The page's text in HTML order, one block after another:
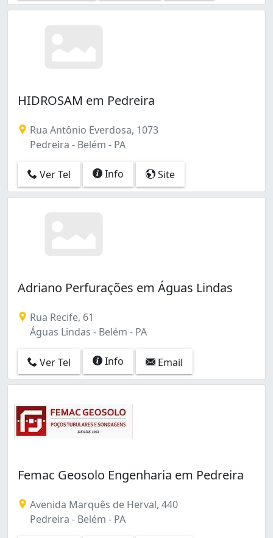
HIDROSAM em Pedreira
Rua Antônio Everdosa, 1073
Pedreira - Belém - PA
Ver Tel Info Site
Adriano Perfurações em Águas Lindas
Rua Recife, 61
Águas Lindas - Belém - PA
Ver Tel Info Email
Femac Geosolo Engenharia em Pedreira
Avenida Marquês de Herval, 440
Pedreira - Belém - PA